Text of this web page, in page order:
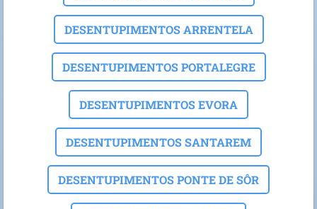
DESENTUPIMENTOS ARRENTELA
DESENTUPIMENTOS PORTALEGRE
DESENTUPIMENTOS EVORA
DESENTUPIMENTOS SANTAREM
DESENTUPIMENTOS PONTE DE SÔR